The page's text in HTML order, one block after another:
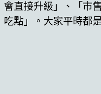
會直接升級」、「市
吃點」。大家平時都